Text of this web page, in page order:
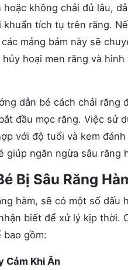
hoặc không chải đủ lâu,
khuẩn tích tụ trên răng.
mảng bám này sẽ
hoại men răng và hình
dẫn bé cách chải răng
đầu mọc răng. Việc sử
với độ tuổi và kem đánh
giúp ngăn ngừa sâu răng
Bị Sâu Răng
hàm, sẽ có một số dấu
biết để xử lý kịp thời.
bao gồm:
Cảm Khi Ăn